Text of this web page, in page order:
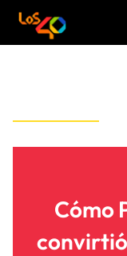
Cómo
convirtió